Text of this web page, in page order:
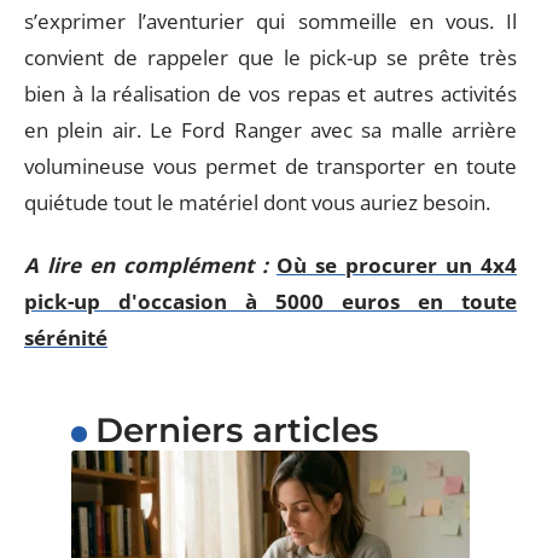
s’exprimer l’aventurier qui sommeille en vous. Il
convient de rappeler que le pick-up se prête très
bien à la réalisation de vos repas et autres activités
en plein air. Le Ford Ranger avec sa malle arrière
volumineuse vous permet de transporter en toute
quiétude tout le matériel dont vous auriez besoin.
A lire en complément : Où se procurer un 4x4
pick-up d'occasion à 5000 euros en toute
sérénité
Derniers articles